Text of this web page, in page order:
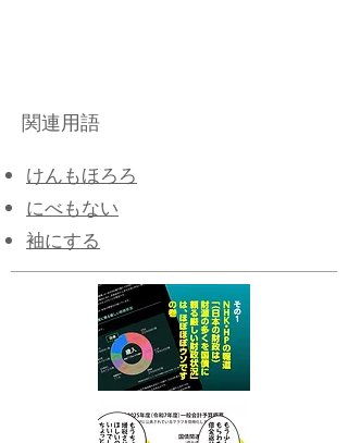
関連用語
けんもほろろ
にべもない
袖にする